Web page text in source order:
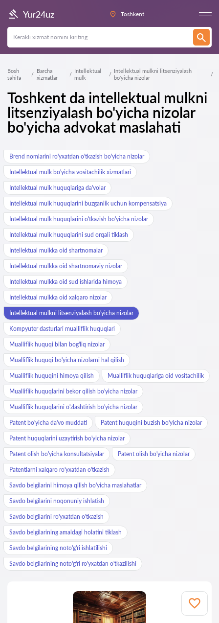
Yur24uz Toshkent
Bosh
sahifa
Barcha
xizmatlar
Intellektual
mulk
Intellektual mulkni litsenziyalash
bo'yicha nizolar
Toshkent da intellektual mulkni
litsenziyalash bo'yicha nizolar
bo'yicha advokat maslahati
Brend nomlarini ro'yxatdan o'tkazish bo'yicha nizolar
Intellektual mulk bo'yicha vositachilik xizmatlari
Intellektual mulk huquqlariga da'volar
Intellektual mulk huquqlarini buzganlik uchun kompensatsiya
Intellektual mulk huquqlarini o'tkazish bo'yicha nizolar
Intellektual mulk huquqlarini sud orqali tiklash
Intellektual mulkka oid shartnomalar
Intellektual mulkka oid shartnomaviy nizolar
Intellektual mulkka oid sud ishlarida himoya
Intellektual mulkka oid xalqaro nizolar
Intellektual mulkni litsenziyalash bo'yicha nizolar
Kompyuter dasturlari mualliflik huquqlari
Mualliflik huquqi bilan bog'liq nizolar
Mualliflik huquqi bo'yicha nizolarni hal qilish
Mualliflik huquqini himoya qilish Mualliflik huquqlariga oid vositachilik
Mualliflik huquqlarini bekor qilish bo'yicha nizolar
Mualliflik huquqlarini o'zlashtirish bo'yicha nizolar
Patent bo'yicha da'vo muddati Patent huquqini buzish bo'yicha nizolar
Patent huquqlarini uzaytirish bo'yicha nizolar
Patent olish bo'yicha konsultatsiyalar Patent olish bo'yicha nizolar
Patentlarni xalqaro ro'yxatdan o'tkazish
Savdo belgilarini himoya qilish bo'yicha maslahatlar
Savdo belgilarini noqonuniy ishlatish
Savdo belgilarini ro'yxatdan o'tkazish
Savdo belgilarining amaldagi holatini tiklash
Savdo belgilarining noto'g'ri ishlatilishi
Savdo belgilarining noto'g'ri ro'yxatdan o'tkazilishi